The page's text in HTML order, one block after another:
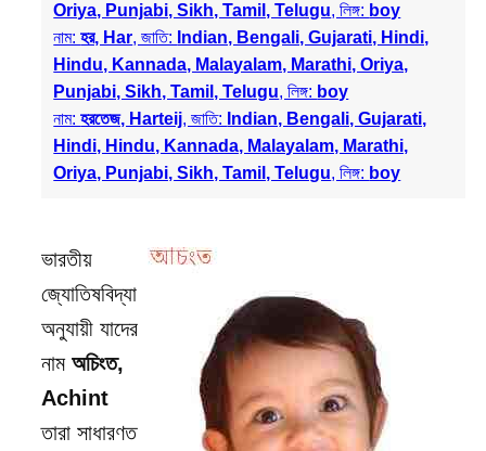
Oriya, Punjabi, Sikh, Tamil, Telugu, লিঙ্গ: boy
নাম:হর, Har, জাতি: Indian, Bengali, Gujarati, Hindi,
Hindu, Kannada, Malayalam, Marathi, Oriya,
Punjabi, Sikh, Tamil, Telugu, লিঙ্গ: boy
নাম:হরতেজ, Harteij, জাতি: Indian, Bengali, Gujarati,
Hindi, Hindu, Kannada, Malayalam, Marathi,
Oriya, Punjabi, Sikh, Tamil, Telugu, লিঙ্গ: boy
ভারতীয়
জ্যোতিষবিদ্যা
অনুযায়ী যাদের
নামঅচিংত,
Achint
তারা সাধারণত